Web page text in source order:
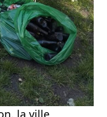
la ville